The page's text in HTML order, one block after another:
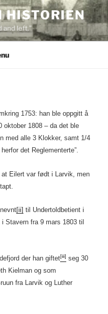
HISTORIEN
and left.”
1753: han ble oppgitt å
oktober 1808 – da det ble
med alle 3 Klokker, samt 1/4
det Reglementerte”.
Eilert var født i Larvik, men
[ii] til Undertoldbetient i
Stavern fra 9 mars 1803 til
der han giftet[iii] seg 30
Kielman og som
fra Larvik og Luther